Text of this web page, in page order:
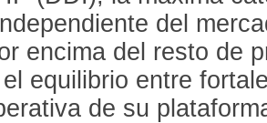
del
encima del resto de
equilibrio entre
de su